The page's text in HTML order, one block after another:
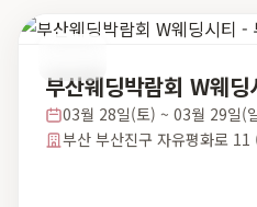
부산웨딩박람회 W웨딩
03월 28일(토) ~ 03월 29일(
부산 부산진구 자유평화로